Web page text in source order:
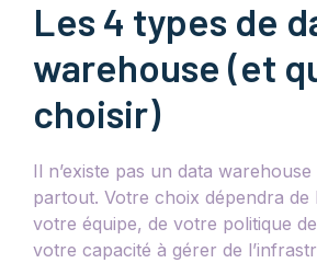
Les 4 types de
warehouse (et
choisir)
Il n’existe pas un data
partout. Votre choix dépendra de
votre équipe, de votre politique
votre capacité à gérer de